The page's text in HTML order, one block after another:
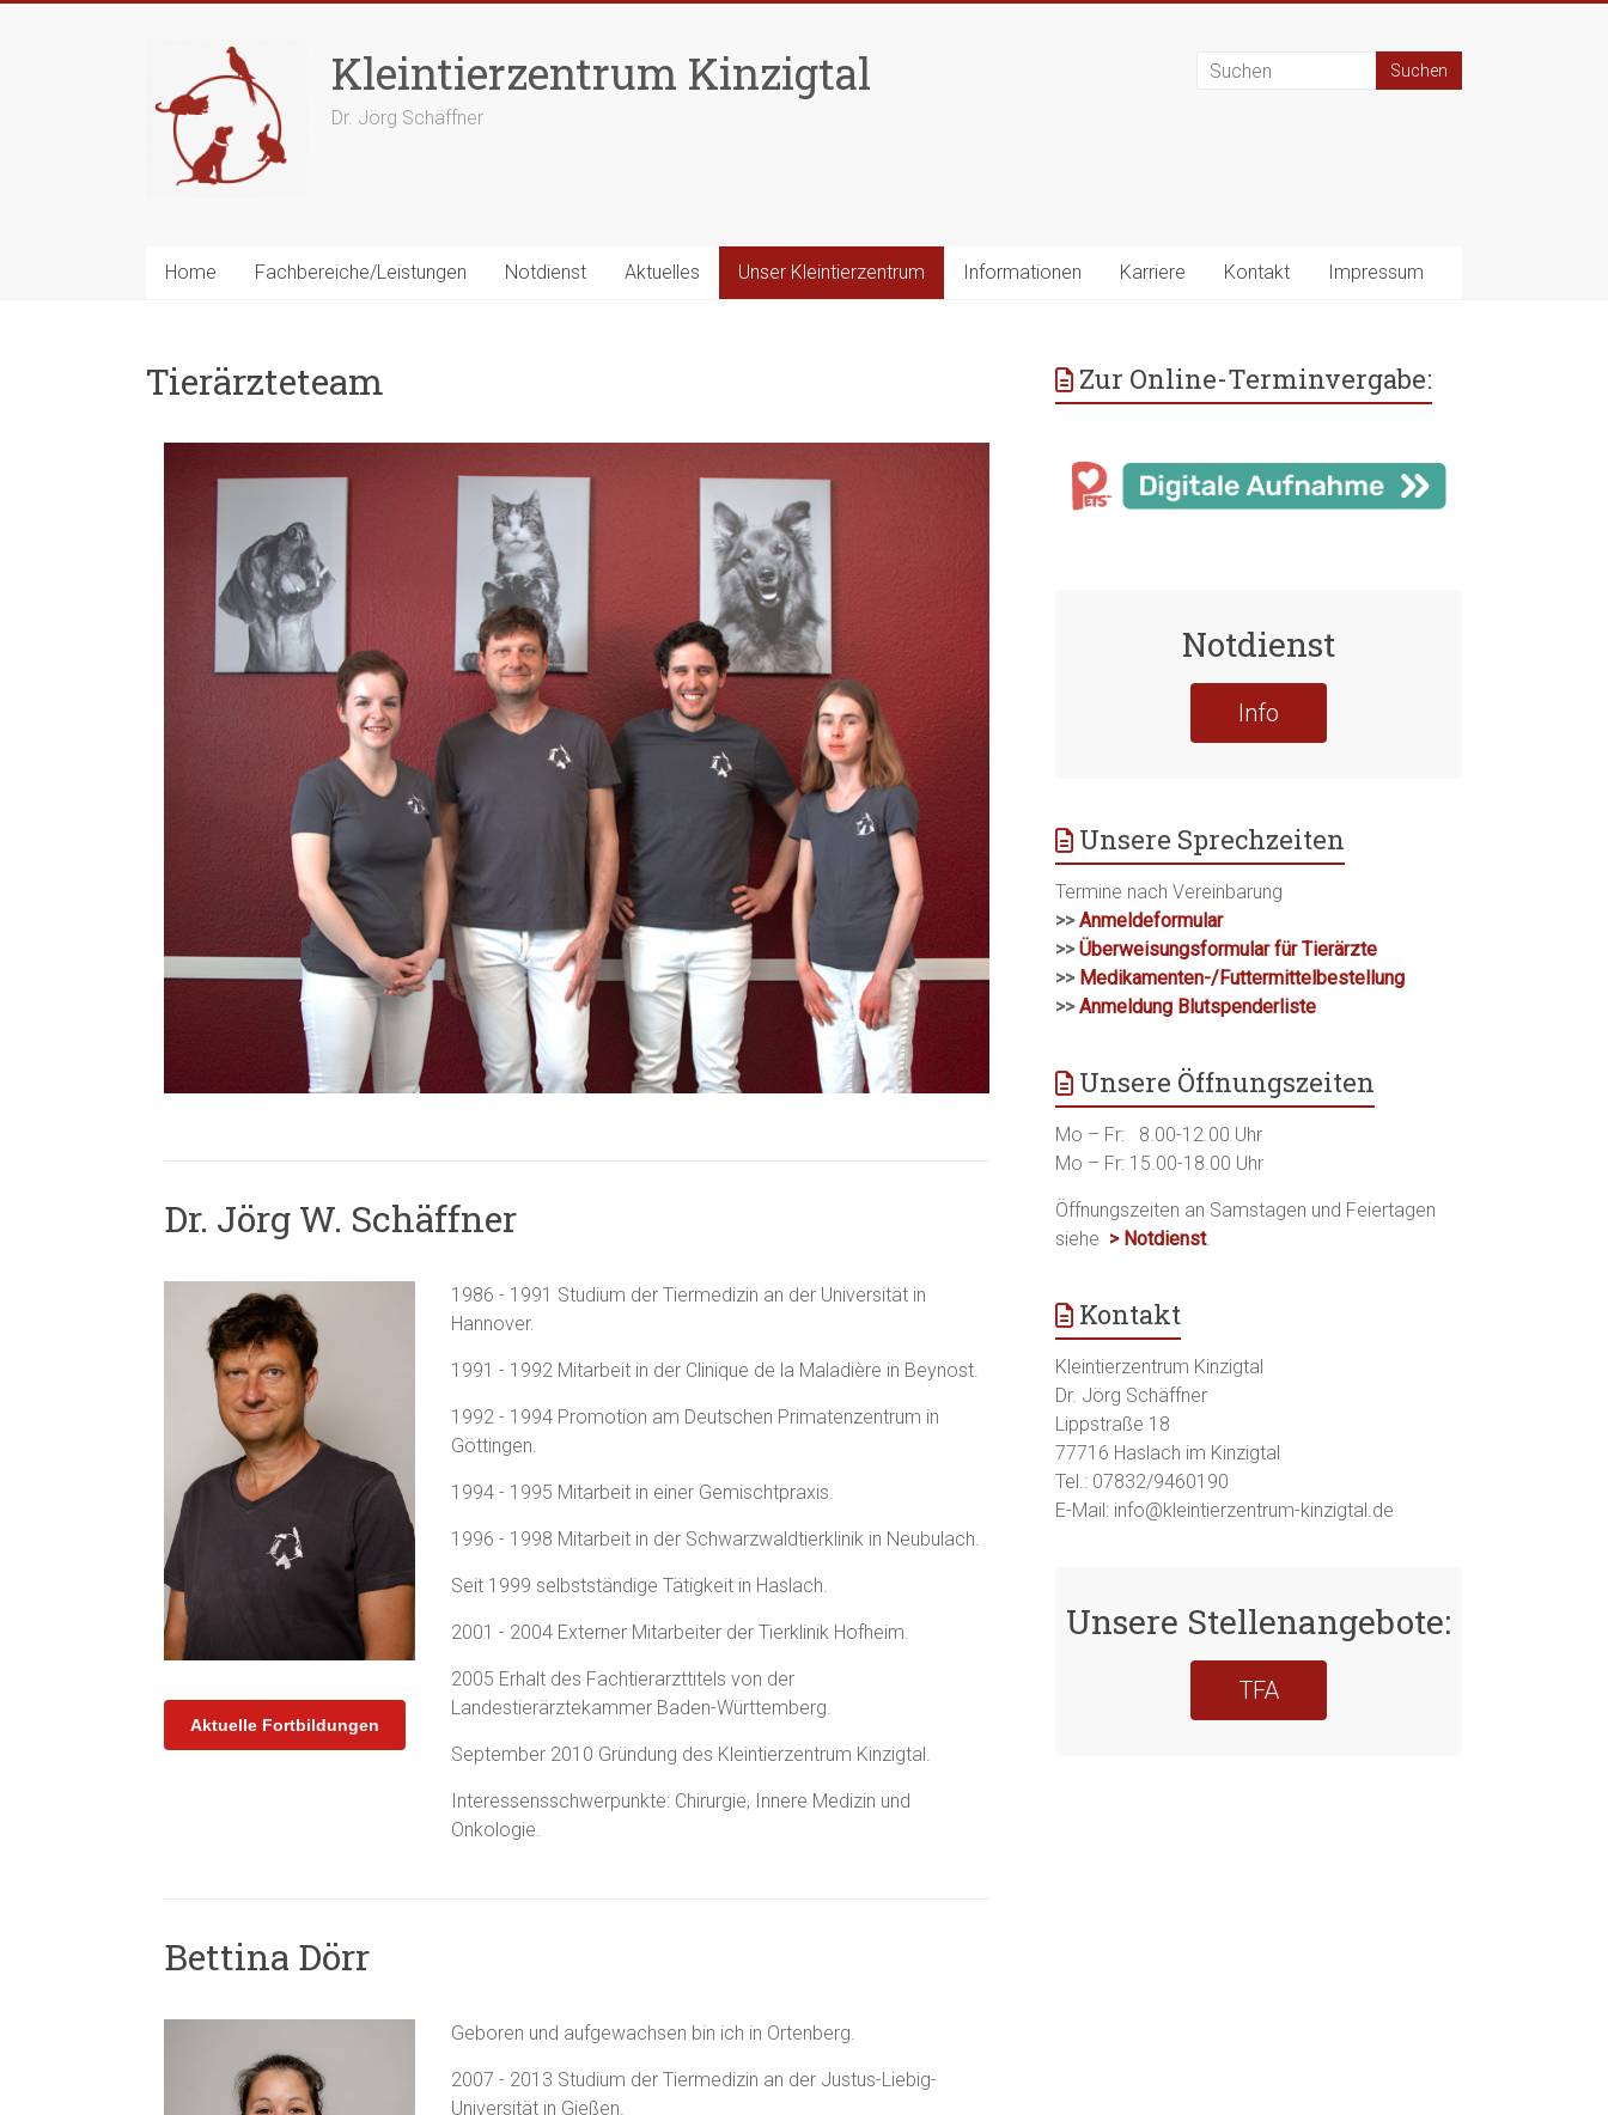
Kleintierzentrum Kinzigtal
Dr. Jörg Schäffner
Home Fachbereiche/Leistungen Notdienst Aktuelles Unser Kleintierzentrum Informationen Karriere Kontakt Impressum
Tierärzteteam
Dr. Jörg W. Schäffner
Aktuelle Fortbildungen
1986 - 1991 Studium der Tiermedizin an der Universität in
Hannover.
1991 - 1992 Mitarbeit in der Clinique de la Maladière in Beynost.
1992 - 1994 Promotion am Deutschen Primatenzentrum in
Göttingen.
1994 - 1995 Mitarbeit in einer Gemischtpraxis.
1996 - 1998 Mitarbeit in der Schwarzwaldtierklinik in Neubulach.
Seit 1999 selbstständige Tätigkeit in Haslach.
2001 - 2004 Externer Mitarbeiter der Tierklinik Hofheim.
2005 Erhalt des Fachtierarzttitels von der
Landestierärztekammer Baden-Württemberg.
September 2010 Gründung des Kleintierzentrum Kinzigtal.
Interessensschwerpunkte: Chirurgie, Innere Medizin und
Onkologie.
Bettina Dörr
Geboren und aufgewachsen bin ich in Ortenberg.
2007 - 2013 Studium der Tiermedizin an der Justus-Liebig-
Universität in Gießen.
Zur Online-Terminvergabe:
Notdienst
Info
Unsere Sprechzeiten
Termine nach Vereinbarung
>> Anmeldeformular
>>Überweisungsformular für Tierärzte
>> Medikamenten-/Futtermittelbestellung
>>Anmeldung Blutspenderliste
Unsere Öffnungszeiten
Mo – Fr: 8.00-12.00 Uhr
Mo – Fr: 15.00-18.00 Uhr
Öffnungszeiten an Samstagen und Feiertagen
siehe > Notdienst.
Kontakt
Kleintierzentrum Kinzigtal
Dr. Jörg Schäffner
Lippstraße 18
77716 Haslach im Kinzigtal
Tel.: 07832/9460190
E-Mail: info@kleintierzentrum-kinzigtal.de
Unsere Stellenangebote:
TFA